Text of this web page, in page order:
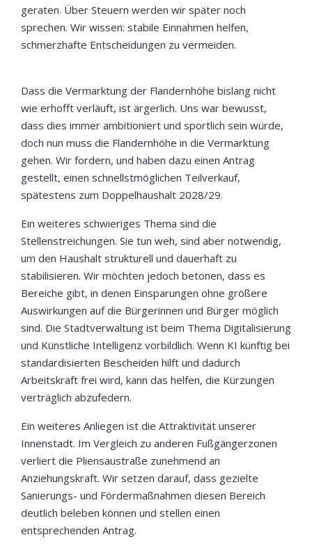
geraten. Über Steuern werden wir später noch
sprechen. Wir wissen: stabile Einnahmen helfen,
schmerzhafte Entscheidungen zu vermeiden.
Dass die Vermarktung der Flandernhöhe bislang nicht
wie erhofft verläuft, ist ärgerlich. Uns war bewusst,
dass dies immer ambitioniert und sportlich sein würde,
doch nun muss die Flandernhöhe in die Vermarktung
gehen. Wir fordern, und haben dazu einen Antrag
gestellt, einen schnellstmöglichen Teilverkauf,
spätestens zum Doppelhaushalt 2028/29.
Ein weiteres schwieriges Thema sind die
Stellenstreichungen. Sie tun weh, sind aber notwendig,
um den Haushalt strukturell und dauerhaft zu
stabilisieren. Wir möchten jedoch betonen, dass es
Bereiche gibt, in denen Einsparungen ohne größere
Auswirkungen auf die Bürgerinnen und Bürger möglich
sind. Die Stadtverwaltung ist beim Thema Digitalisierung
und Künstliche Intelligenz vorbildlich. Wenn KI künftig bei
standardisierten Bescheiden hilft und dadurch
Arbeitskraft frei wird, kann das helfen, die Kürzungen
verträglich abzufedern.
Ein weiteres Anliegen ist die Attraktivität unserer
Innenstadt. Im Vergleich zu anderen Fußgängerzonen
verliert die Pliensaustraße zunehmend an
Anziehungskraft. Wir setzen darauf, dass gezielte
Sanierungs- und Fördermaßnahmen diesen Bereich
deutlich beleben können und stellen einen
entsprechenden Antrag.